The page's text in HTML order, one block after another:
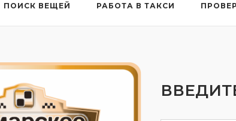
ПОИСК ВЕЩЕЙ РАБОТА В ТАКСИ